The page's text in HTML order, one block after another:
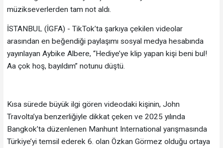
müzikseverlerden tam not aldı.
İSTANBUL (İGFA) - TikTok’ta şarkıya çekilen videolar
arasından en beğendiği paylaşımı sosyal medya hesabında
yayınlayan Aybike Albere, “Hediye’ye klip yapan kişi beni bul!
Aa çok hoş, bayıldım” notunu düştü.
Kısa sürede büyük ilgi gören videodaki kişinin, John
Travolta’ya benzerliğiyle dikkat çeken ve 2025 yılında
Bangkok’ta düzenlenen Manhunt International yarışmasında
Türkiye’yi temsil ederek 6. olan Özkan Görmez olduğu ortaya